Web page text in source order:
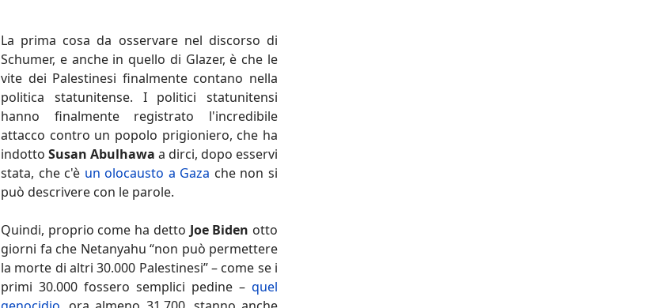
La prima cosa da osservare nel discorso di
Schumer, e anche in quello di Glazer, è che le
vite dei Palestinesi finalmente contano nella
politica statunitense. I politici statunitensi
hanno finalmente registrato l'incredibile
attacco contro un popolo prigioniero, che ha
indotto Susan Abulhawa a dirci, dopo esservi
stata, che c'è un olocausto a Gaza che non si
può descrivere con le parole.
Quindi, proprio come ha detto Joe Biden otto
giorni fa che Netanyahu “non può permettere
la morte di altri 30.000 Palestinesi” – come se i
primi 30.000 fossero semplici pedine – quel